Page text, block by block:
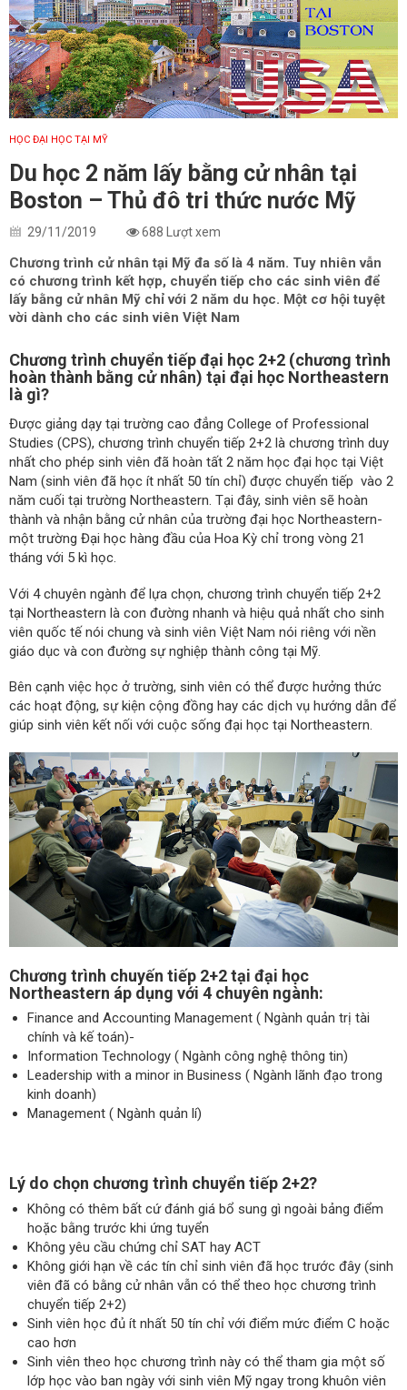
HỌC ĐẠI HỌC TẠI MỸ
Du học 2 năm lấy bằng cử nhân tại
Boston – Thủ đô tri thức nước Mỹ
29/11/2019 688 Lượt xem
Chương trình cử nhân tại Mỹ đa số là 4 năm. Tuy nhiên vẫn
có chương trình kết hợp, chuyển tiếp cho các sinh viên để
lấy bằng cử nhân Mỹ chỉ với 2 năm du học. Một cơ hội tuyệt
vời dành cho các sinh viên Việt Nam
Chương trình chuyển tiếp đại học 2+2 (chương trình
hoàn thành bằng cử nhân) tại đại học Northeastern
là gì?
Được giảng dạy tại trường cao đẳng College of Professional
Studies (CPS), chương trình chuyển tiếp 2+2 là chương trình duy
nhất cho phép sinh viên đã hoàn tất 2 năm học đại học tại Việt
Nam (sinh viên đã học ít nhất 50 tín chỉ) được chuyển tiếp vào 2
năm cuối tại trường Northeastern. Tại đây, sinh viên sẽ hoàn
thành và nhận bằng cử nhân của trường đại học Northeastern-
một trường Đại học hàng đầu của Hoa Kỳ chỉ trong vòng 21
tháng với 5 kì học.
Với 4 chuyên ngành để lựa chọn, chương trình chuyển tiếp 2+2
tại Northeastern là con đường nhanh và hiệu quả nhất cho sinh
viên quốc tế nói chung và sinh viên Việt Nam nói riêng với nền
giáo dục và con đường sự nghiệp thành công tại Mỹ.
Bên cạnh việc học ở trường, sinh viên có thể được hưởng thức
các hoạt động, sự kiện cộng đồng hay các dịch vụ hướng dẫn để
giúp sinh viên kết nối với cuộc sống đại học tại Northeastern.
Chương trình chuyến tiếp 2+2 tại đại học
Northeastern áp dụng với 4 chuyên ngành:
Finance and Accounting Management ( Ngành quản trị tài
chính và kế toán)-
Information Technology ( Ngành công nghệ thông tin)
Leadership with a minor in Business ( Ngành lãnh đạo trong
kinh doanh)
Management ( Ngành quản lí)
Lý do chọn chương trình chuyển tiếp 2+2?
Không có thêm bất cứ đánh giá bổ sung gì ngoài bảng điểm
hoặc bằng trước khi ứng tuyển
Không yêu cầu chứng chỉ SAT hay ACT
Không giới hạn về các tín chỉ sinh viên đã học trước đây (sinh
viên đã có bằng cử nhân vẫn có thể theo học chương trình
chuyển tiếp 2+2)
Sinh viên học đủ ít nhất 50 tín chỉ với điểm mức điểm C hoặc
cao hơn
Sinh viên theo học chương trình này có thể tham gia một số
lớp học vào ban ngày với sinh viên Mỹ ngay trong khuôn viên